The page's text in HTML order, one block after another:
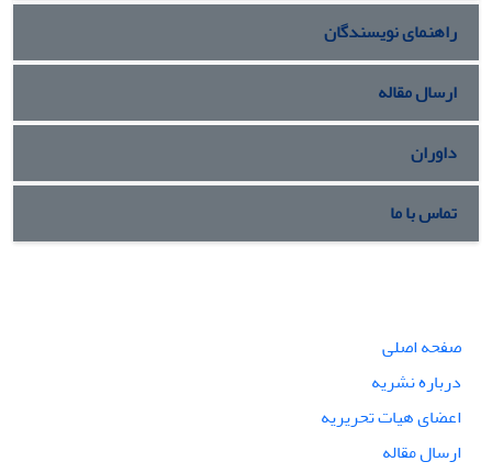
راهنمای نویسندگان
ارسال مقاله
داوران
تماس با ما
صفحه اصلی
درباره نشریه
اعضای هیات تحریریه
ارسال مقاله